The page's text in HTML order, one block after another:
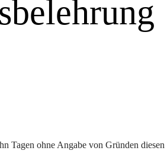
Tagen ohne Angabe von Gründen